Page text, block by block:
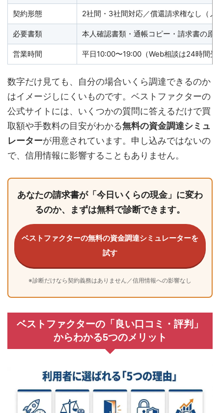
契約形態 2社間・3社間対応／償還請求権なし（ノ
必要書類 本人確認書類・通帳コピー・請求書の原
営業時間 平日10:00〜19:00（Web相談は24時間受
数字だけ見ても、自分の場合いくら調達できるのか
はイメージしにくいものです。ベストファクターの
公式サイトには、いくつかの質問に答えるだけで買
取額や手数料の目安がわかる無料の資金調達シミュ
レーターが用意されています。申し込みではないの
で、信用情報に影響することもありません。
あなたの請求書が「今日いくらの現金」に変わ
るのか、まずは無料で診断できます。
ベストファクターの無料の資金調達シミュレーターを
試す
※診断だけなら契約義務はありません／信用情報への影響なし
ベストファクターの「良い口コミ・評判」
からわかる5つのメリット